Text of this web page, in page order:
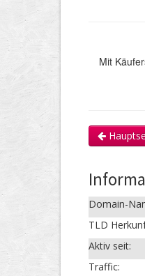
Mit
Domain-
TLD
Aktiv seit:
Traffic: